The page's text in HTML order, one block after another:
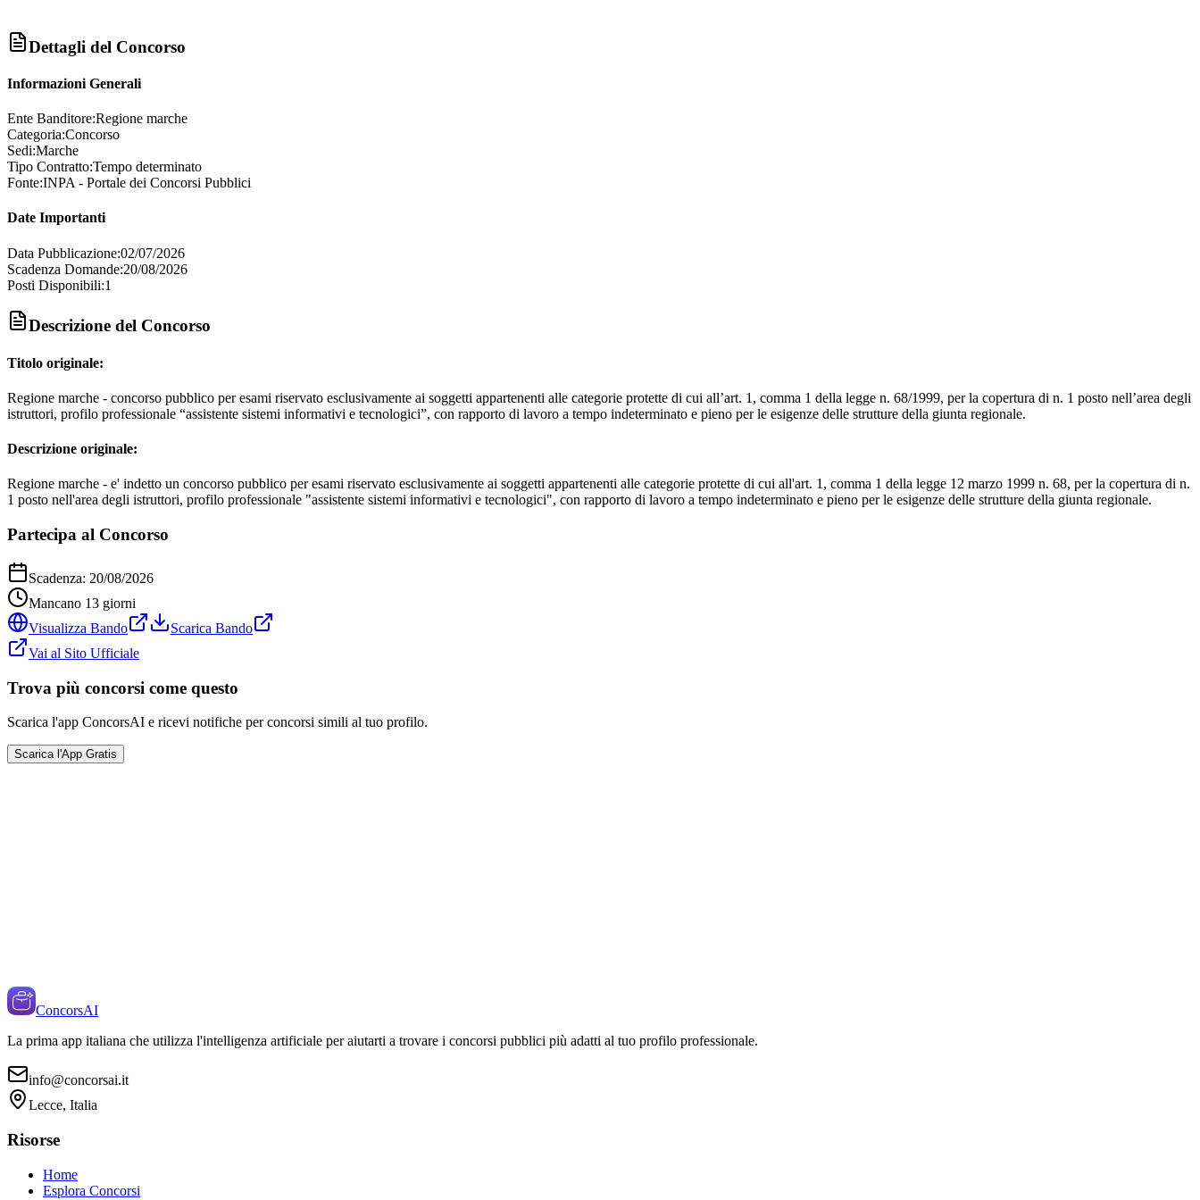
Dettagli del Concorso
Informazioni Generali
Ente Banditore:Regione marche
Categoria:Concorso
Sedi:Marche
Tipo Contratto:Tempo determinato
Fonte:INPA - Portale dei Concorsi Pubblici
Date Importanti
Data Pubblicazione:02/07/2026
Scadenza Domande:20/08/2026
Posti Disponibili:1
Descrizione del Concorso
Titolo originale:
Regione marche - concorso pubblico per esami riservato esclusivamente ai soggetti appartenenti alle categorie protette di cui all’art. 1, comma 1 della legge n. 68/1999, per la copertura di n. 1 posto nell’area degli
istruttori, profilo professionale “assistente sistemi informativi e tecnologici”, con rapporto di lavoro a tempo indeterminato e pieno per le esigenze delle strutture della giunta regionale.
Descrizione originale:
Regione marche - e' indetto un concorso pubblico per esami riservato esclusivamente ai soggetti appartenenti alle categorie protette di cui all'art. 1, comma 1 della legge 12 marzo 1999 n. 68, per la copertura di n.
1 posto nell'area degli istruttori, profilo professionale "assistente sistemi informativi e tecnologici", con rapporto di lavoro a tempo indeterminato e pieno per le esigenze delle strutture della giunta regionale.
Partecipa al Concorso
Scadenza: 20/08/2026
Mancano 13 giorni
Visualizza Bando
Scarica Bando
Vai al Sito Ufficiale
Trova più concorsi come questo
Scarica l'app ConcorsAI e ricevi notifiche per concorsi simili al tuo profilo.
Scarica l'App Gratis
ConcorsAI
La prima app italiana che utilizza l'intelligenza artificiale per aiutarti a trovare i concorsi pubblici più adatti al tuo profilo professionale.
info@concorsai.it
Lecce, Italia
Risorse
Home
Esplora Concorsi